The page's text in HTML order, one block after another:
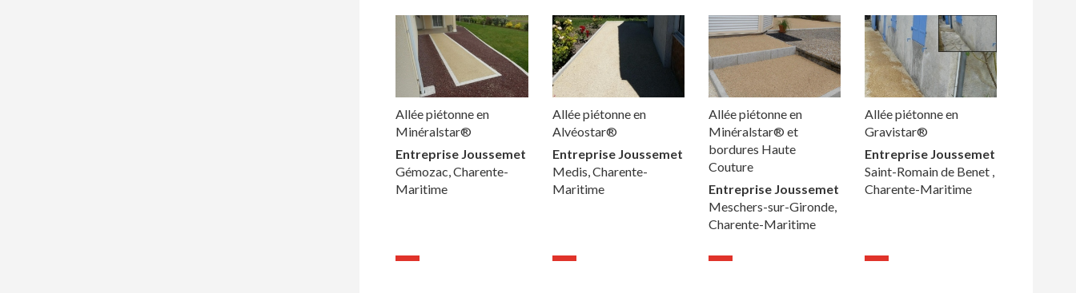
Allée piétonne en
Minéralstar®
Entreprise Joussemet
Gémozac, Charente-
Maritime
Allée piétonne en
Alvéostar®
Entreprise Joussemet
Medis, Charente-
Maritime
Allée piétonne en
Minéralstar® et
bordures Haute
Couture
Entreprise Joussemet
Meschers-sur-Gironde,
Charente-Maritime
Allée piétonne en
Gravistar®
Entreprise Joussemet
Saint-Romain de Benet ,
Charente-Maritime